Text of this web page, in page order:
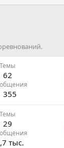
Темы
62
355
Темы
29
тыс.